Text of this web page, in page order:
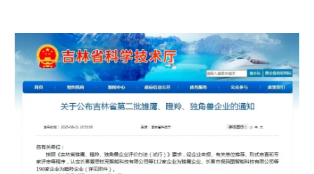
食品 人居 信息化 数字经济
学术中国 乡村振兴 银龄 溯源中国
城市 旅游 能源 会展
彩票
公益 一带一路 亚太网 上市公司